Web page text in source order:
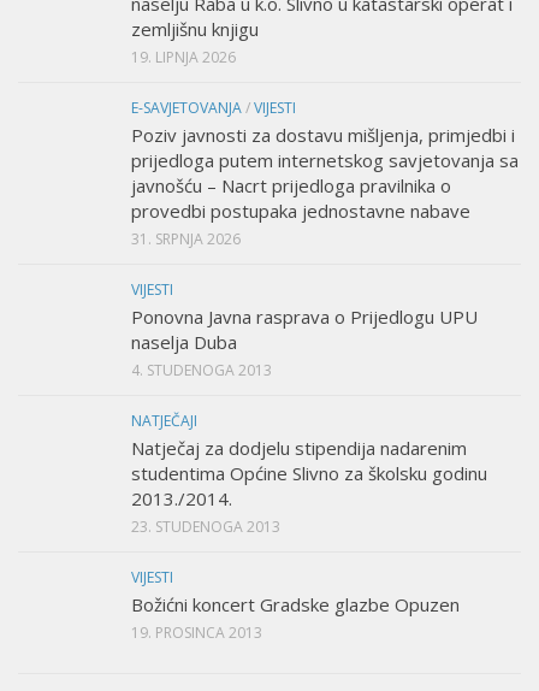
zemljišnu knjigu
19. LIPNJA 2026
E-SAVJETOVANJA/VIJESTI
Poziv javnosti za dostavu mišljenja, primjedbi i
prijedloga putem internetskog savjetovanja sa
javnošću – Nacrt prijedloga pravilnika o
provedbi postupaka jednostavne nabave
31. SRPNJA 2026
VIJESTI
Ponovna Javna rasprava o Prijedlogu UPU
naselja Duba
4. STUDENOGA 2013
NATJEČAJI
Natječaj za dodjelu stipendija nadarenim
studentima Općine Slivno za školsku godinu
2013./2014.
23. STUDENOGA 2013
VIJESTI
Božićni koncert Gradske glazbe Opuzen
19. PROSINCA 2013